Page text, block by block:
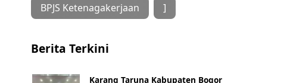
BPJS Ketenagakerjaan ]
Berita Terkini
Karang Taruna Kabupaten Bogor